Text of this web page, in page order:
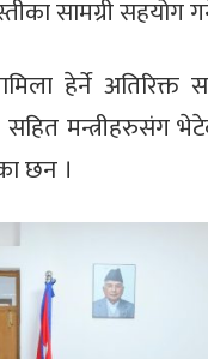
सामग्री सहयोग
हेर्ने
सहित मन्त्रीहरुसंग
छन ।